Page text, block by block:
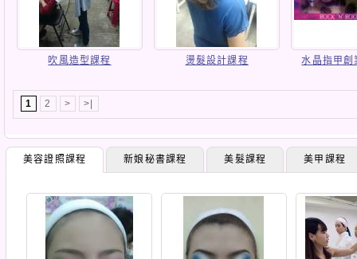
吹風造型課程 燙髮設計課程 水晶指甲創
1 2 > >|
美容證照課程 新娘秘書課程 美髮課程 美甲課程